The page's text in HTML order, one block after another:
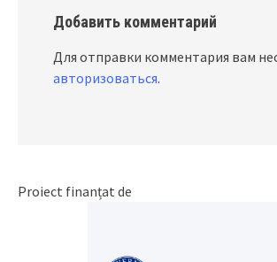
Добавить комментарий
Для отправки комментария вам
авторизоваться.
Proiect finanțat de